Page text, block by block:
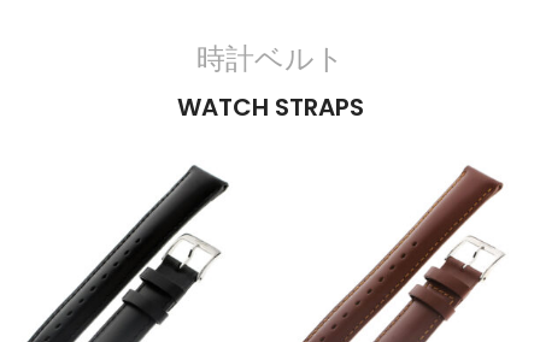
時計ベルト
WATCH STRAPS